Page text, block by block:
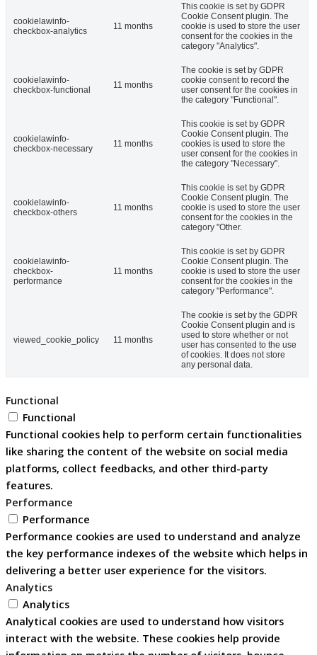
cookielawinfo-
checkbox-analytics
11 months
This cookie is set by GDPR
Cookie Consent plugin. The
cookie is used to store the user
consent for the cookies in the
category "Analytics".
cookielawinfo-
checkbox-functional
11 months
The cookie is set by GDPR
cookie consent to record the
user consent for the cookies in
the category "Functional".
cookielawinfo-
checkbox-necessary
11 months
This cookie is set by GDPR
Cookie Consent plugin. The
cookies is used to store the
user consent for the cookies in
the category "Necessary".
cookielawinfo-
checkbox-others
11 months
This cookie is set by GDPR
Cookie Consent plugin. The
cookie is used to store the user
consent for the cookies in the
category "Other.
cookielawinfo-
checkbox-
performance
11 months
This cookie is set by GDPR
Cookie Consent plugin. The
cookie is used to store the user
consent for the cookies in the
category "Performance".
viewed_cookie_policy 11 months
The cookie is set by the GDPR
Cookie Consent plugin and is
used to store whether or not
user has consented to the use
of cookies. It does not store
any personal data.
Functional
Functional
Functional cookies help to perform certain functionalities
like sharing the content of the website on social media
platforms, collect feedbacks, and other third-party
features.
Performance
Performance
Performance cookies are used to understand and analyze
the key performance indexes of the website which helps in
delivering a better user experience for the visitors.
Analytics
Analytics
Analytical cookies are used to understand how visitors
interact with the website. These cookies help provide